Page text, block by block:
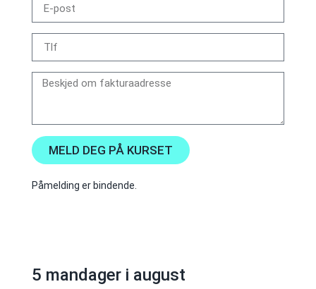
MELD DEG PÅ KURSET
Påmelding er bindende.
5 mandager i august